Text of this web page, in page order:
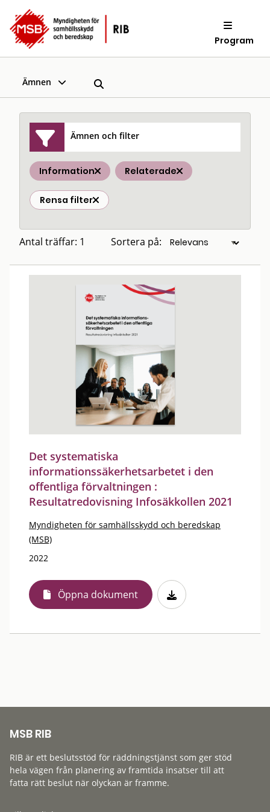
Program
Ämnen
Ämnen och filter
Information Relaterade
Rensa filter
Antal träffar: 1 Sortera på:
Det systematiska
informationssäkerhetsarbetet i den
offentliga förvaltningen :
Resultatredovisning Infosäkkollen 2021
Myndigheten för samhällsskydd och beredskap
(MSB)
2022
Öppna dokument
MSB RIB
RIB är ett beslutsstöd för räddningstjänst som ger stöd
hela vägen från planering av framtida insatser till att
fatta rätt beslut när olyckan är framme.